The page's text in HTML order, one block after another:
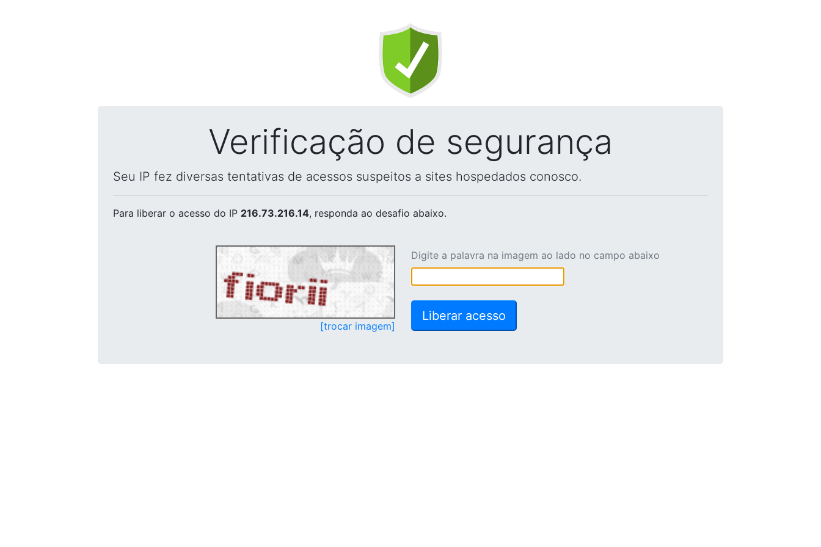
Verificação de segurança
Seu IP fez diversas tentativas de acessos suspeitos a sites hospedados conosco.
Para liberar o acesso do IP 216.73.216.14, responda ao desafio abaixo.
[trocar imagem]
Digite a palavra na imagem ao lado no campo abaixo